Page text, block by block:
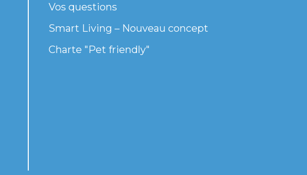
Vos questions
Smart Living – Nouveau concept
Charte "Pet friendly"